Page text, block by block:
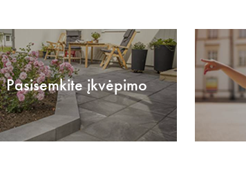
Pasisemkite įkvėpimo